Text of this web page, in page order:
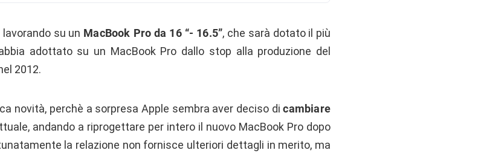
su un MacBook Pro da 16 “- 16.5”, che sarà dotato il più
adottato su un MacBook Pro dallo stop alla produzione del
2012.
novità, perchè a sorpresa Apple sembra aver deciso dicambiare
andando a riprogettare per intero il nuovo MacBook Pro dopo
la relazione non fornisce ulteriori dettagli in merito, ma